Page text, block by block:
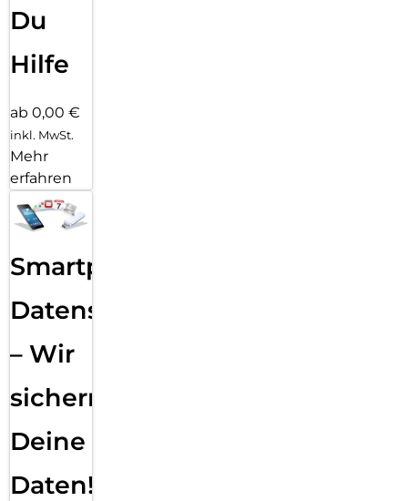
Du
Hilfe
ab 0,00 €
inkl. MwSt.
Mehr
erfahren
Smartphone
Datensicherung
– Wir
sichern
Deine
Daten!